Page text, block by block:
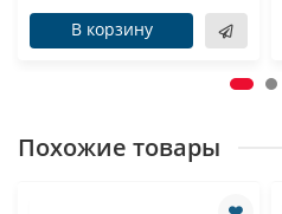
В корзину
Похожие товары